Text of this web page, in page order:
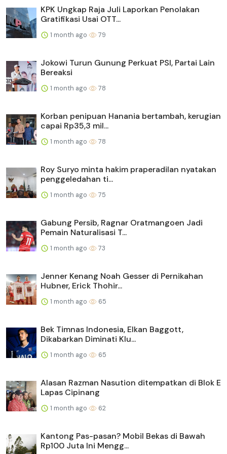
KPK Ungkap Raja Juli Laporkan Penolakan
Gratifikasi Usai OTT...
1 month ago 79
Jokowi Turun Gunung Perkuat PSI, Partai Lain
Bereaksi
1 month ago 78
Korban penipuan Hanania bertambah, kerugian
capai Rp35,3 mil...
1 month ago 78
Roy Suryo minta hakim praperadilan nyatakan
penggeledahan ti...
1 month ago 75
Gabung Persib, Ragnar Oratmangoen Jadi
Pemain Naturalisasi T...
1 month ago 73
Jenner Kenang Noah Gesser di Pernikahan
Hubner, Erick Thohir...
1 month ago 65
Bek Timnas Indonesia, Elkan Baggott,
Dikabarkan Diminati Klu...
1 month ago 65
Alasan Razman Nasution ditempatkan di Blok E
Lapas Cipinang
1 month ago 62
Kantong Pas-pasan? Mobil Bekas di Bawah
Rp100 Juta Ini Mengg...